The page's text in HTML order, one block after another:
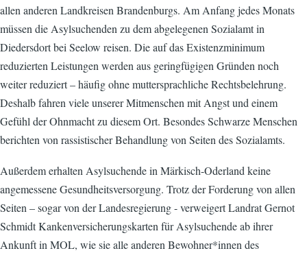
allen anderen Landkreisen Brandenburgs. Am Anfang jedes Monats
müssen die Asylsuchenden zu dem abgelegenen Sozialamt in
Diedersdort bei Seelow reisen. Die auf das Existenzminimum
reduzierten Leistungen werden aus geringfügigen Gründen noch
weiter reduziert – häufig ohne muttersprachliche Rechtsbelehrung.
Deshalb fahren viele unserer Mitmenschen mit Angst und einem
Gefühl der Ohnmacht zu diesem Ort. Besondes Schwarze Menschen
berichten von rassistischer Behandlung von Seiten des Sozialamts.
Außerdem erhalten Asylsuchende in Märkisch-Oderland keine
angemessene Gesundheitsversorgung. Trotz der Forderung von allen
Seiten – sogar von der Landesregierung - verweigert Landrat Gernot
Schmidt Kankenversicherungskarten für Asylsuchende ab ihrer
Ankunft in MOL, wie sie alle anderen Bewohner*innen des